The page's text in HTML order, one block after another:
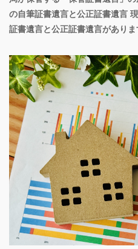
の自筆証書遺言と公正証書遺言
証書遺言と公正証書遺言があり